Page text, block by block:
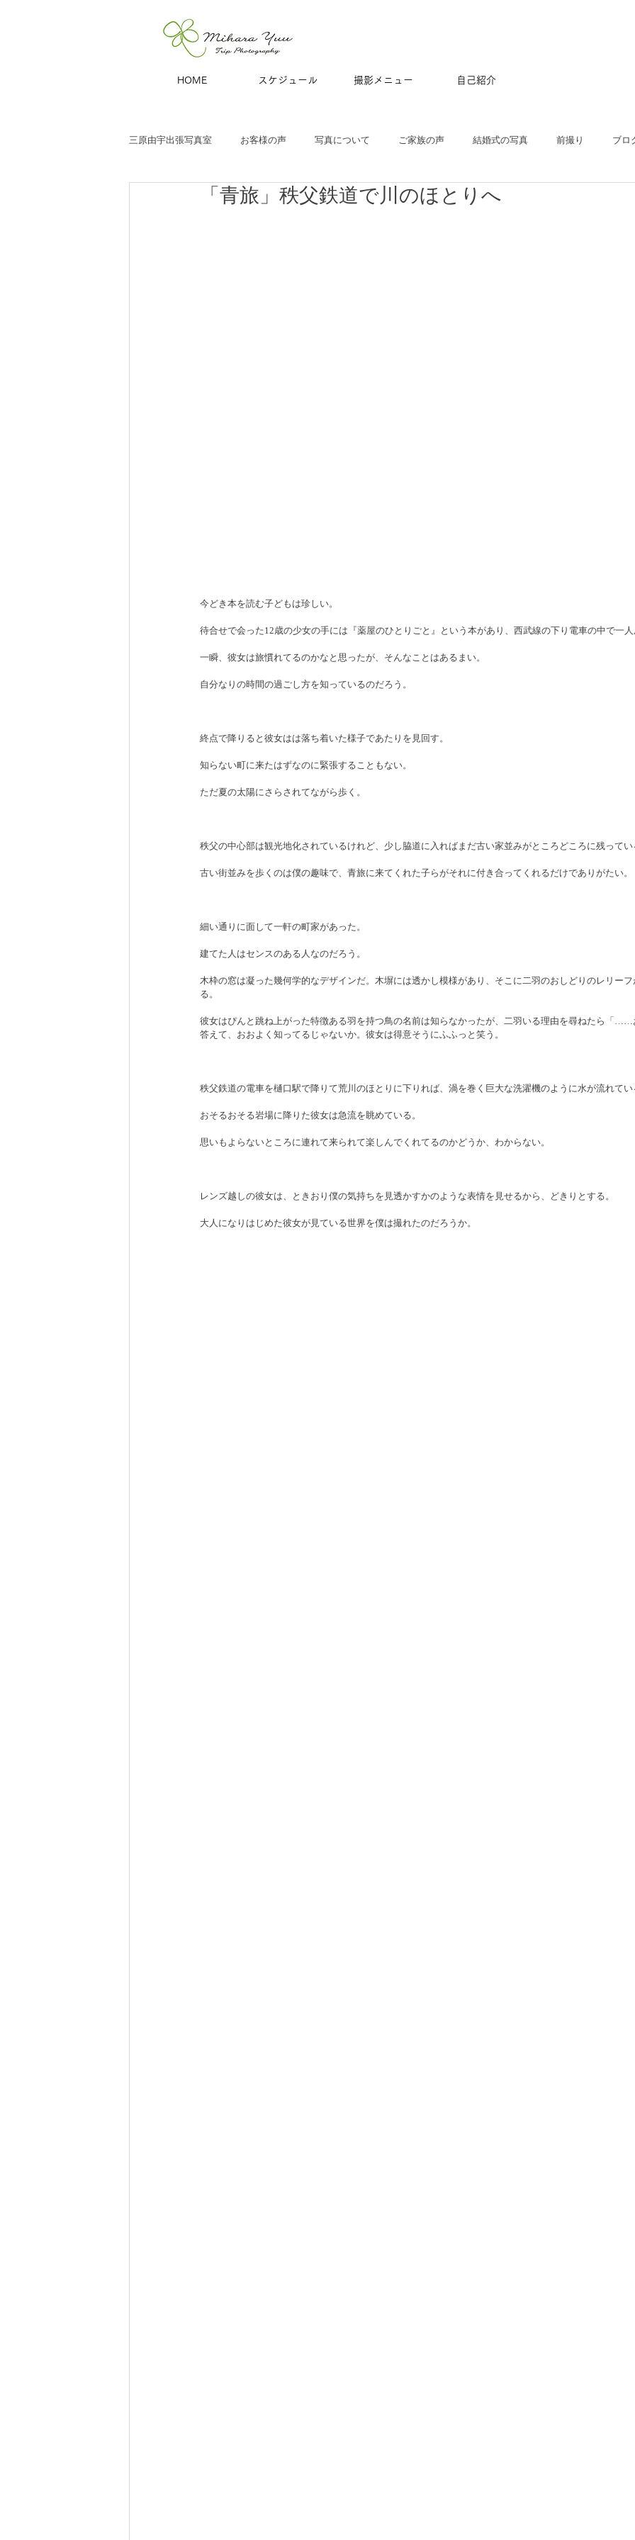
HOME スケジュール 撮影メニュー 自己紹介
三原由宇出張写真室 お客様の声 写真について ご家族の声 結婚式の写真 前撮り ブロ
子どもと家族 お宮参り 七五三 沖縄 ペット マタニティ
「青旅」秩父鉄道で川のほとりへ
今どき本を読む子どもは珍しい。
待合せで会った12歳の少女の手には『薬屋のひとりごと』という本があり、西武線の下り電車の中で一
一瞬、彼女は旅慣れてるのかなと思ったが、そんなことはあるまい。
自分なりの時間の過ごし方を知っているのだろう。
終点で降りると彼女はは落ち着いた様子であたりを見回す。
知らない町に来たはずなのに緊張することもない。
ただ夏の太陽にさらされてながら歩く。
秩父の中心部は観光地化されているけれど、少し脇道に入ればまだ古い家並みがところどころに残ってい
古い街並みを歩くのは僕の趣味で、青旅に来てくれた子らがそれに付き合ってくれるだけでありがたい。
細い通りに面して一軒の町家があった。
建てた人はセンスのある人なのだろう。
木枠の窓は凝った幾何学的なデザインだ。木塀には透かし模様があり、そこに二羽のおしどりのレリー
る。
彼女はぴんと跳ね上がった特徴ある羽を持つ鳥の名前は知らなかったが、二羽いる理由を尋ねたら「
答えて、おおよく知ってるじゃないか。彼女は得意そうにふふっと笑う。
秩父鉄道の電車を樋口駅で降りて荒川のほとりに下りれば、渦を巻く巨大な洗濯機のように水が流れてい
おそるおそる岩場に降りた彼女は急流を眺めている。
思いもよらないところに連れて来られて楽しんでくれてるのかどうか、わからない。
レンズ越しの彼女は、ときおり僕の気持ちを見透かすかのような表情を見せるから、どきりとする。
大人になりはじめた彼女が見ている世界を僕は撮れたのだろうか。